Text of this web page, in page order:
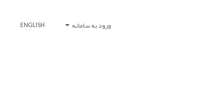
ورود به سامانه ENGLISH